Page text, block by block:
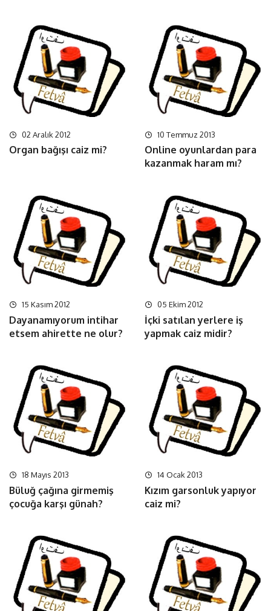
02 Aralık 2012
Organ bağışı caiz mi?
10 Temmuz 2013
Online oyunlardan para
kazanmak haram mı?
15 Kasım 2012
Dayanamıyorum intihar
etsem ahirette ne olur?
05 Ekim 2012
İçki satılan yerlere iş
yapmak caiz midir?
18 Mayıs 2013
Büluğ çağına girmemiş
çocuğa karşı günah?
14 Ocak 2013
Kızım garsonluk yapıyor
caiz mi?